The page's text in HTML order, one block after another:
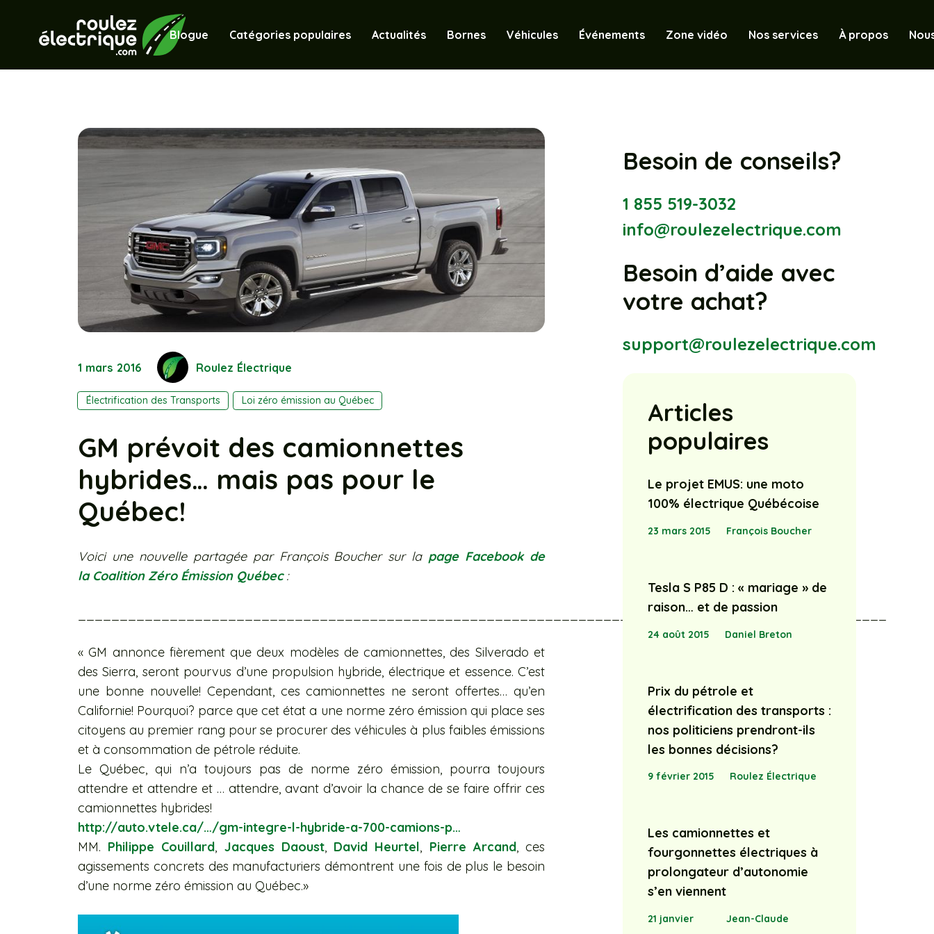
Blogue Catégories populaires Actualités Bornes Véhicules Événements Zone vidéo Nos services À propos
1 mars 2016 Roulez Électrique
Électrification des Transports Loi zéro émission au Québec
GM prévoit des camionnettes
hybrides… mais pas pour le
Québec!
Voici une nouvelle partagée par François Boucher sur la page Facebook de
la Coalition Zéro Émission Québec:
_________________________________________________________________________________________________
« GM annonce fièrement que deux modèles de camionnettes, des Silverado et
des Sierra, seront pourvus d’une propulsion hybride, électrique et essence. C’est
une bonne nouvelle! Cependant, ces camionnettes ne seront offertes… qu’en
Californie! Pourquoi? parce que cet état a une norme zéro émission qui place ses
citoyens au premier rang pour se procurer des véhicules à plus faibles émissions
et à consommation de pétrole réduite.
Le Québec, qui n’a toujours pas de norme zéro émission, pourra toujours
attendre et attendre et … attendre, avant d’avoir la chance de se faire offrir ces
camionnettes hybrides!
http://auto.vtele.ca/…/gm-integre-l-hybride-a-700-camions-p…
MM. Philippe Couillard, Jacques Daoust, David Heurtel, Pierre Arcand, ces
agissements concrets des manufacturiers démontrent une fois de plus le besoin
d’une norme zéro émission au Québec.»
Besoin de conseils?
1 855 519-3032
info@roulezelectrique.com
Besoin d’aide avec
votre achat?
support@roulezelectrique.com
Articles
populaires
Le projet EMUS: une moto
100% électrique Québécoise
23 mars 2015 François Boucher
Tesla S P85 D : « mariage » de
raison… et de passion
24 août 2015 Daniel Breton
Prix du pétrole et
électrification des transports :
nos politiciens prendront-ils
les bonnes décisions?
9 février 2015 Roulez Électrique
Les camionnettes et
fourgonnettes électriques à
prolongateur d’autonomie
s’en viennent
21 janvier
Jean-Claude